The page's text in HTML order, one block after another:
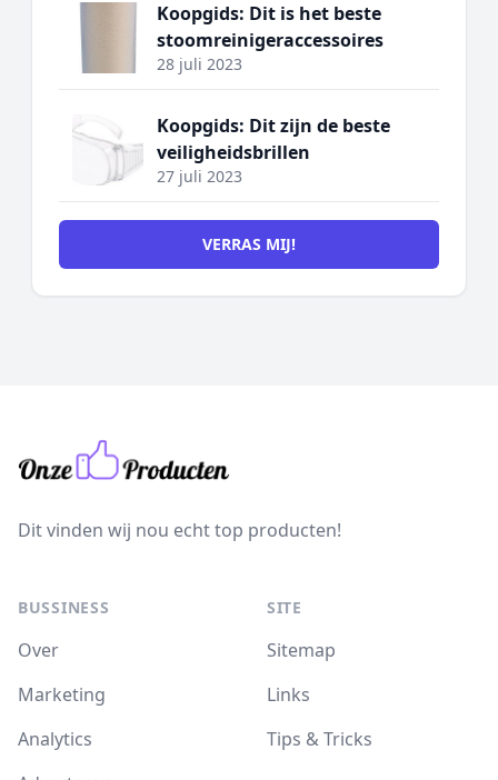
Koopgids: Dit is het beste
stoomreinigeraccessoires
28 juli 2023
Koopgids: Dit zijn de beste
veiligheidsbrillen
27 juli 2023
VERRAS MIJ!
Dit vinden wij nou echt top producten!
BUSSINESS
Over
Marketing
Analytics
SITE
Sitemap
Links
Tips & Tricks